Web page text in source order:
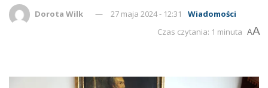
Dorota Wilk 27 maja 2024 - 12:31
Wiadomości
Czas czytania: 1 minuta AA